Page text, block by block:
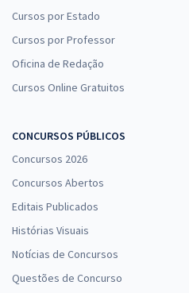
Cursos por Estado
Cursos por Professor
Oficina de Redação
Cursos Online Gratuitos
CONCURSOS PÚBLICOS
Concursos 2026
Concursos Abertos
Editais Publicados
Histórias Visuais
Notícias de Concursos
Questões de Concurso